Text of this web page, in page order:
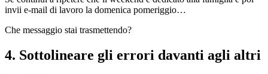
invii e-mail di lavoro la domenica pomeriggio…
Che messaggio stai trasmettendo?
4. Sottolineare gli errori davanti agli altri